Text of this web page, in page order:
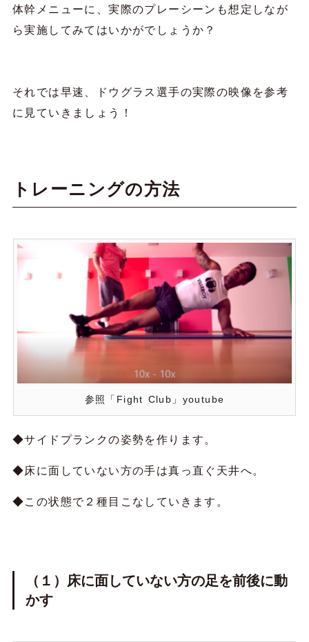
体幹メニューに、実際のプレーシーンも想定しなが
ら実施してみてはいかがでしょうか？
それでは早速、ドウグラス選手の実際の映像を参考
に見ていきましょう！
トレーニングの方法
参照「Fight Club」youtube
◆サイドプランクの姿勢を作ります。
◆床に面していない方の手は真っ直ぐ天井へ。
◆この状態で２種目こなしていきます。
（１）床に面していない方の足を前後に動
かす